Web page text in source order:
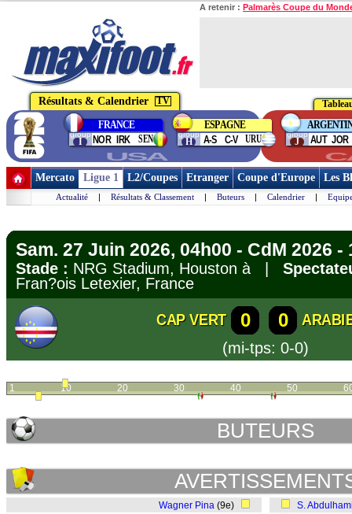
A retenir : Palmarès Coupe du
Résultats & Calendrier TV
group
I
FRANCE
SEN
NOR IRK group
H
ESPAGNE
URU
A-S C-V group
J
AUT JOR
USA
Mercato Ligue 1 L2/Coupes Etranger Coupe d'Europe Les
Actualité | Résultats & Classement | Buteurs | Calendrier |
Sam. 27 Juin 2026, 04h00 - CdM 2026
Stade : NRG Stadium, Houston à |
Fran?ois Letexier, France
CAP VERT 0 0
(mi-tps: 0-0)
1 10 20 30 40 50
BUTEURS
Wagner Pina (9e)
S.